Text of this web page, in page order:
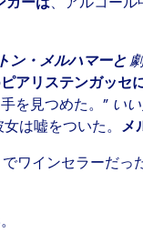
ン・メルハマーと
ピアリステンガッセ
を見つめた。” い
女は嘘をついた。 メ
ワインセラーだっ